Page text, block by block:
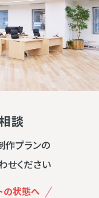
談
作プランの
せください
の状態へ